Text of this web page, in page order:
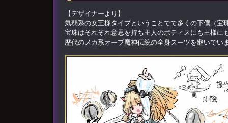
【デザイナーより】
気弱系の女王様タイプということでで多くの下僕（宝
宝珠はそれぞれ意思を持ち主人のボティスにも王様
歴代のメカ系オーブ魔神伝統の全身スーツを継いでい